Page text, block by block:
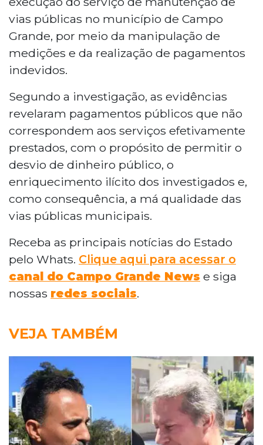
vias públicas no município de Campo
Grande, por meio da manipulação de
medições e da realização de pagamentos
indevidos.
Segundo a investigação, as evidências
revelaram pagamentos públicos que não
correspondem aos serviços efetivamente
prestados, com o propósito de permitir o
desvio de dinheiro público, o
enriquecimento ilícito dos investigados e,
como consequência, a má qualidade das
vias públicas municipais.
Receba as principais notícias do Estado
pelo Whats. Clique aqui para acessar o
canal do Campo Grande News e siga
nossas redes sociais.
VEJA TAMBÉM